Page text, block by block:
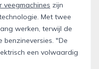
veegmachines zijn
Met twee
werken, terwijl de
"De
een volwaardig